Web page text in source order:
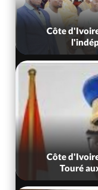
Côte
Côte
Touré